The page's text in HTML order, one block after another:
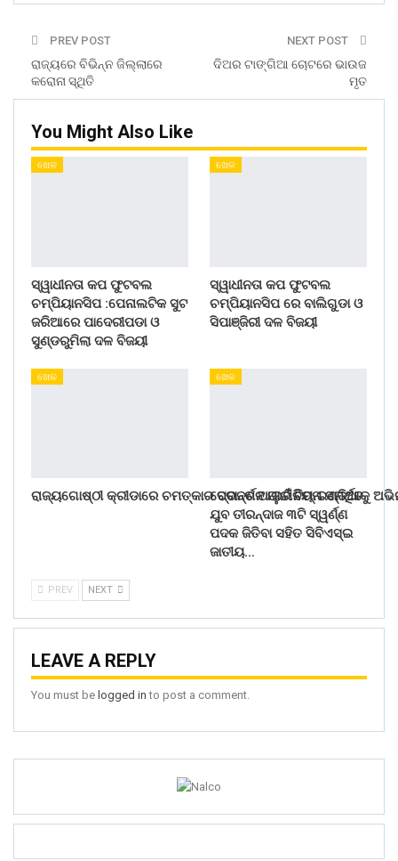
PREV POST
ରାଜ୍ୟରେ ବିଭିନ୍ନ ଜିଲ୍ଲାରେ
କରୋନା ସ୍ଥିତି
NEXT POST
ଦିଅର ଟାଙ୍ଗିଆ ଚୋଟରେ ଭାଉଜ
ମୃତ
You Might Also Like
ଖେଳ
ସ୍ୱାଧୀନତା କପ ଫୁଟବଲ
ଚମ୍ପିୟାନସିପ :ପେନାଲଟିକ ସୁଟ
ଜରିଆରେ ପାଦେରୀପଡା ଓ
ସୁଣ୍ଡରୁମିଲା ଦଳ ବିଜୟୀ
ଖେଳ
ସ୍ୱାଧୀନତା କପ ଫୁଟବଲ
ଚମ୍ପିୟାନସିପ ରେ ବାଲିଗୁଡା ଓ
ସିପାଞ୍ଜିରୀ ଦଳ ବିଜୟୀ
ଖେଳ
ରାଜ୍ୟଗୋଷ୍ଠୀ କ୍ରୀଡାରେ ଚମତ୍କାର ପ୍ରଦର୍ଶନ ପାଇଁ ଟିମ୍ ଇଣ୍ଡିଆକୁ
ଖେଳ
ବେଦାନ୍ତ ଆଲୁମିନିୟମ ସମର୍ଥିତ
ଯୁବ ତୀରନ୍ଦାଜ ୩ଟି ସ୍ୱର୍ଣ୍ଣ
ପଦକ ଜିତିବା ସହିତ ସିବିଏସ୍ଇ
ଜାତୀୟ…
PREV NEXT
LEAVE A REPLY
You must be logged in to post a comment.